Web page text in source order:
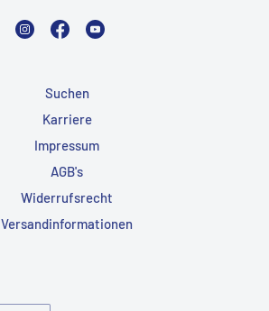
InstagramFacebook
Suchen
Karriere
Impressum
AGB's
Widerrufsrecht
Versandinformationen